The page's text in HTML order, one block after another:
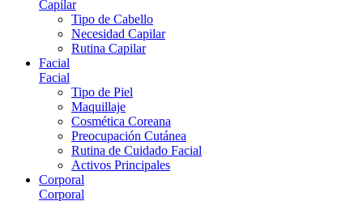
Capilar
Tipo de Cabello
Necesidad Capilar
Rutina Capilar
Facial
Facial
Tipo de Piel
Maquillaje
Cosmética Coreana
Preocupación Cutánea
Rutina de Cuidado Facial
Activos Principales
Corporal
Corporal